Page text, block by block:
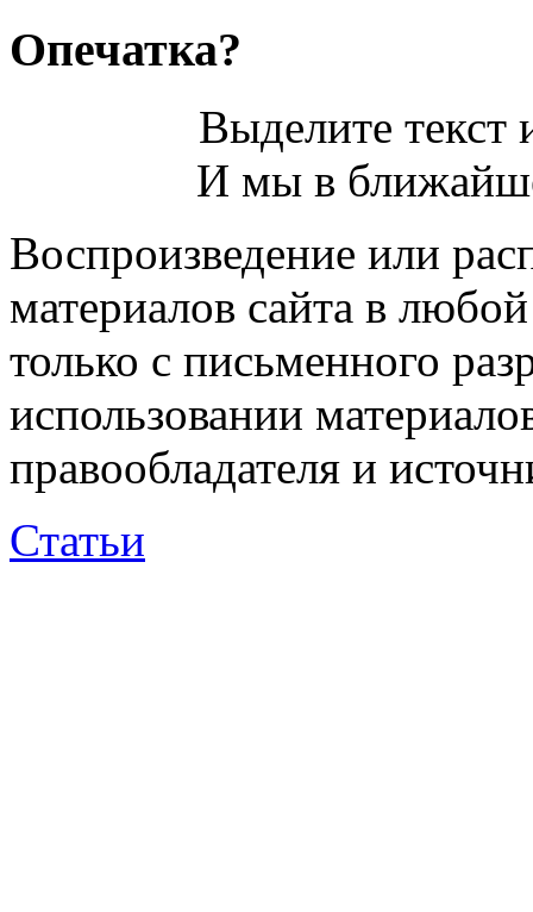
Опечатка?
Выделите
И мы в
Воспроизведение или
материалов сайта в
только с письменного
использовании
правообладателя и
Статьи